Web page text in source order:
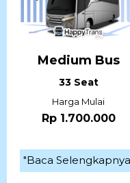
Medium Bus
33 Seat
Harga Mulai
Rp 1.700.000
"Baca